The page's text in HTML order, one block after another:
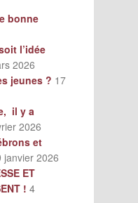
bonne
l’idée
2026
jeunes ? 17
il y a
2026
et
janvier 2026
ET
! 4